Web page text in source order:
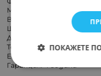
Материал на продукта:
Височина: 30 мм
Ширина: 595 мм
Дължина: 595 мм
Тегло на продукта: 3200
Енергиен клас: Е
Гаранция: 4 години
ПОКАЖЕТЕ